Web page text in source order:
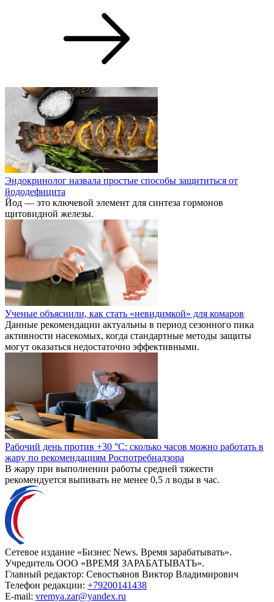
Эндокринолог назвала простые способы защититься от
йододефицита
Йод — это ключевой элемент для синтеза гормонов
щитовидной железы.
Ученые объяснили, как стать «невидимкой» для комаров
Данные рекомендации актуальны в период сезонного пика
активности насекомых, когда стандартные методы защиты
могут оказаться недостаточно эффективными.
Рабочий день против +30 °C: сколько часов можно работать в
жару по рекомендациям Роспотребнадзора
В жару при выполнении работы средней тяжести
рекомендуется выпивать не менее 0,5 л воды в час.
Сетевое издание «Бизнес News. Время зарабатывать».
Учредитель ООО «ВРЕМЯ ЗАРАБАТЫВАТЬ».
Главный редактор: Севостьянов Виктор Владимирович
Телефон редакции: +79200141438
E-mail: vremya.zar@yandex.ru